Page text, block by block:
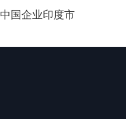
国企业印度市